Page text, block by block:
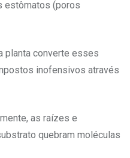
estômatos (poros
planta converte esses
inofensivos através
as raízes e
quebram moléculas